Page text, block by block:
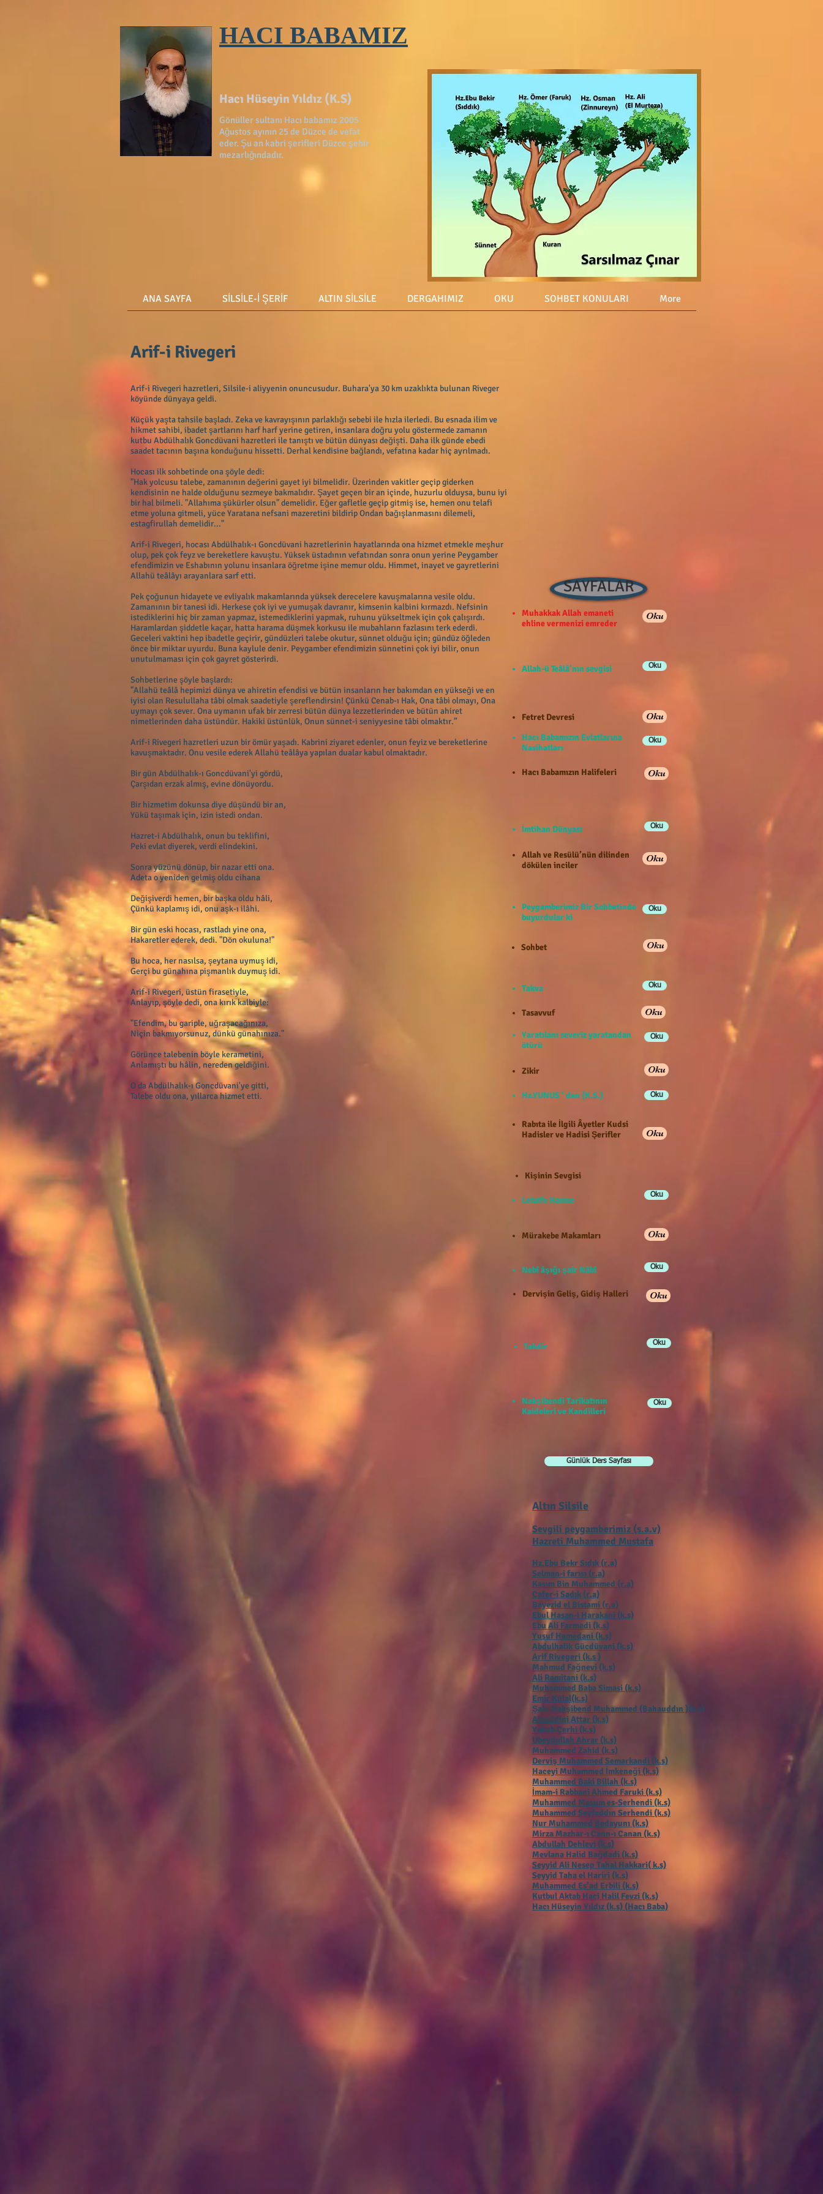
HACI BABAMIZ
Hacı Hüseyin Yıldız (K.S)
Gönüller sultanı Hacı babamız 2005
Ağustos ayının 25 de Düzce de vefat
eder. Şu an kabri şerifleri Düzce şehir
mezarlığındadır.
ANA SAYFA SİLSİLE-İ ŞERİF ALTIN SİLSİLE DERGAHIMIZ OKU SOHBET KONULARI More
Arif-i Rivegeri
Arif-i Rivegeri hazretleri, Silsile-i aliyyenin onuncusudur. Buhara'ya 30 km uzaklıkta bulunan Riveger
köyünde dünyaya geldi.
Küçük yaşta tahsile başladı. Zeka ve kavrayışının parlaklığı sebebi ile hızla ilerledi. Bu esnada ilim ve
hikmet sahibi, ibadet şartlarını harf harf yerine getiren, insanlara doğru yolu göstermede zamanın
kutbu Abdülhalık Goncdüvani hazretleri ile tanıştı ve bütün dünyası değişti. Daha ilk günde ebedi
saadet tacının başına konduğunu hissetti. Derhal kendisine bağlandı, vefatına kadar hiç ayrılmadı.
Hocası ilk sohbetinde ona şöyle dedi:
"Hak yolcusu talebe, zamanının değerini gayet iyi bilmelidir. Üzerinden vakitler geçip giderken
kendisinin ne halde olduğunu sezmeye bakmalıdır. Şayet geçen bir an içinde, huzurlu olduysa, bunu iyi
bir hal bilmeli. "Allahıma şükürler olsun" demelidir. Eğer gafletle geçip gitmiş ise, hemen onu telafi
etme yoluna gitmeli, yüce Yaratana nefsani mazeretini bildirip Ondan bağışlanmasını dilemeli,
estagfirullah demelidir..."
Arif-i Rivegeri, hocası Abdülhalık-ı Goncdüvani hazretlerinin hayatlarında ona hizmet etmekle meşhur
olup, pek çok feyz ve bereketlere kavuştu. Yüksek üstadının vefatından sonra onun yerine Peygamber
efendimizin ve Eshabının yolunu insanlara öğretme işine memur oldu. Himmet, inayet ve gayretlerini
Allahü teâlâyı arayanlara sarf etti.
Pek çoğunun hidayete ve evliyalık makamlarında yüksek derecelere kavuşmalarına vesile oldu.
Zamanının bir tanesi idi. Herkese çok iyi ve yumuşak davranır, kimsenin kalbini kırmazdı. Nefsinin
istediklerini hiç bir zaman yapmaz, istemediklerini yapmak, ruhunu yükseltmek için çok çalışırdı.
Haramlardan şiddetle kaçar, hatta harama düşmek korkusu ile mubahların fazlasını terk ederdi.
Geceleri vaktini hep ibadetle geçirir, gündüzleri talebe okutur, sünnet olduğu için; gündüz öğleden
önce bir miktar uyurdu. Buna kaylule denir. Peygamber efendimizin sünnetini çok iyi bilir, onun
unutulmaması için çok gayret gösterirdi.
Sohbetlerine şöyle başlardı:
"Allahü teâlâ hepimizi dünya ve ahiretin efendisi ve bütün insanların her bakımdan en yükseği ve en
iyisi olan Resulullaha tâbi olmak saadetiyle şereflendirsin! Çünkü Cenab-ı Hak, Ona tâbi olmayı, Ona
uymayı çok sever. Ona uymanın ufak bir zerresi bütün dünya lezzetlerinden ve bütün ahiret
nimetlerinden daha üstündür. Hakiki üstünlük, Onun sünnet-i seniyyesine tâbi olmaktır.”
Arif-i Rivegeri hazretleri uzun bir ömür yaşadı. Kabrini ziyaret edenler, onun feyiz ve bereketlerine
kavuşmaktadır. Onu vesile ederek Allahü teâlâya yapılan dualar kabul olmaktadır.
Bir gün Abdülhalık-ı Goncdüvani'yi gördü,
Çarşıdan erzak almış, evine dönüyordu.
Bir hizmetim dokunsa diye düşündü bir an,
Yükü taşımak için, izin istedi ondan.
Hazret-i Abdülhalık, onun bu teklifini,
Peki evlat diyerek, verdi elindekini.
Sonra yüzünü dönüp, bir nazar etti ona.
Adeta o yeniden gelmiş oldu cihana
Değişiverdi hemen, bir başka oldu hâli,
Çünkü kaplamış idi, onu aşk-ı ilâhi.
Bir gün eski hocası, rastladı yine ona,
Hakaretler ederek, dedi. "Dön okuluna!"
Bu hoca, her nasılsa, şeytana uymuş idi,
Gerçi bu günahına pişmanlık duymuş idi.
Arif-i Rivegeri, üstün firasetiyle,
Anlayıp, şöyle dedi, ona kırık kalbiyle:
"Efendim, bu gariple, uğraşacağınıza,
Niçin bakmıyorsunuz, dünkü günahınıza."
Görünce talebenin böyle kerametini,
Anlamıştı bu hâlin, nereden geldiğini.
O da Abdülhalık-ı Goncdüvani'ye gitti,
Talebe oldu ona, yıllarca hizmet etti.
Günlük Ders Sayfası
Muhakkak Allah emaneti
ehline vermenizi emreder
Oku
Allah-ü Teâlâ’nın sevgisi Oku
Fetret Devresi Oku
Hacı Babamızın Evlatlarına
Nasihatları
Oku
Oku
Hacı Babamızın Halifeleri
Oku
İmtihan Dünyası
Oku
Allah ve Resülü’nün dilinden
dökülen inciler
Oku
Peygamberimiz Bir Sohbetinde
buyurdular ki
Oku
Sohbet
Oku
Takva
Oku
Tasavvuf
Oku
Yaratılanı severiz yaratandan
ötürü
Oku
Zikir
Oku
Hz.YUNUS ‘ dan (K.S.)
Oku
Rabıta ile İlgili Âyetler Kudsi
Hadisler ve Hadisi Şerifler
Altın Silsile
Sevgili peygamberimiz (s.a.v)
Hazreti Muhammed Mustafa
Hz.Ebu Bekr Sıdık (r.a)
Selman-i farısı (r.a)
Kasım Bin Muhammed (r.a)
Cafer-i Sadık (r.a)
Bayezid el Bistami (r.a)
Ebul Hasan-i Harakani (k.s)
Ebu Ali Farmedi (k.s)
Yusuf Hamedani (k.s)
Abdulhalik Gücdüvani (k.s)
Arif Rivegeri (k.s )
Mahmud Fağnevi (k.s)
Ali Ramitani (k.s)
Muhammed Baba Simasi (k.s)
Emir Külal(k.s)
Şahı Nakşibend Muhammed (Bahauddın )(k.s)
Alauddini Attar (k.s)
Yakub Çerhi (k.s)
Ubeydullah Ahrar (k.s)
Muhammed Zahid (k.s)
Derviş Muhammed Semarkandi (k.s)
Haceyi Muhammed İmkeneği (k.s)
Muhammed Baki Billah (k.s)
İmam-i Rabbani Ahmed Faruki (k.s)
Muhammed Masum es-Serhendi (k.s)
Muhammed Seyfeddın Serhendi (k.s)
Nur Muhammed Bedayunı (k.s)
Mirza Mazhar-ı Cann-ı Canan (k.s)
Abdullah Dehlevi (k.s)
Mevlana Halid Bağdadi (k.s)
Seyyid Ali Nesep Tahal Hakkari( k.s)
Seyyid Taha el Hariri (k.s)
Muhammed Es’ad Erbili (k.s)
Kutbul Aktab Haci Halil Fevzi (k.s)
Hacı Hüseyin Yıldız (k.s) (Hacı Baba)
Letaife Hamse Oku
Mürakebe Makamları
Nebî âşığı şair Nâbî Oku
Dervişin Geliş, Gidiş Halleri Oku
Takdir Oku
Kişinin Sevgisi
Nakşibendi Tarikatının
Kaideleri ve Kandilleri
Oku
Oku
SAYFALAR